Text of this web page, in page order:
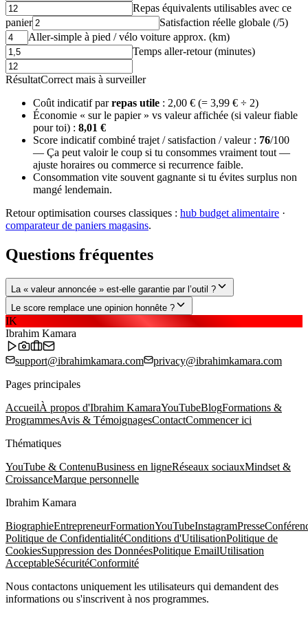
Repas équivalents utilisables avec ce
panier
Satisfaction réelle globale (/5)
Aller-simple à pied / vélo voiture approx. (km)
Temps aller-retour (minutes)
RésultatCorrect mais à surveiller
Coût indicatif parrepas utile : 2,00 € (= 3,99 € ÷ 2)
Économie « sur le papier » vs valeur affichée (si valeur fiable
pour toi) : 8,01 €
Score indicatif combiné trajet / satisfaction / valeur : 76/100
— Ça peut valoir le coup si tu consommes vraiment tout —
ajuste horaires ou commerce si recurrence faible.
Consommation vite souvent gagnante si tu évites surplus non
mangé lendemain.
Retour optimisation courses classiques : hub budget alimentaire ·
comparateur de paniers magasins.
Questions fréquentes
La « valeur annoncée » est-elle garantie par l’outil ?
Le score remplace une opinion honnête ?
IK
Ibrahim Kamara
support@ibrahimkamara.com
privacy@ibrahimkamara.com
Pages principales
AccueilÀ propos d'Ibrahim KamaraYouTubeBlogFormations &
ProgrammesAvis & TémoignagesContactCommencer ici
Thématiques
YouTube & ContenuBusiness en ligneRéseaux sociauxMindset &
CroissanceMarque personnelle
Ibrahim Kamara
BiographieEntrepreneurFormationYouTubeInstagramPresse
Politique de ConfidentialitéConditions d'UtilisationPolitique de
CookiesSuppression des DonnéesPolitique EmailUtilisation
AcceptableSécuritéConformité
Nous contactons uniquement les utilisateurs qui demandent des
informations ou s'inscrivent à nos programmes.